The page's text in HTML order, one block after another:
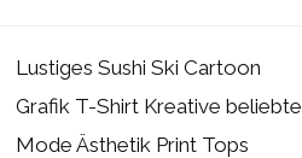
Lustiges Sushi Ski Cartoon
Grafik T-Shirt Kreative beliebte
Mode Ästhetik Print Tops